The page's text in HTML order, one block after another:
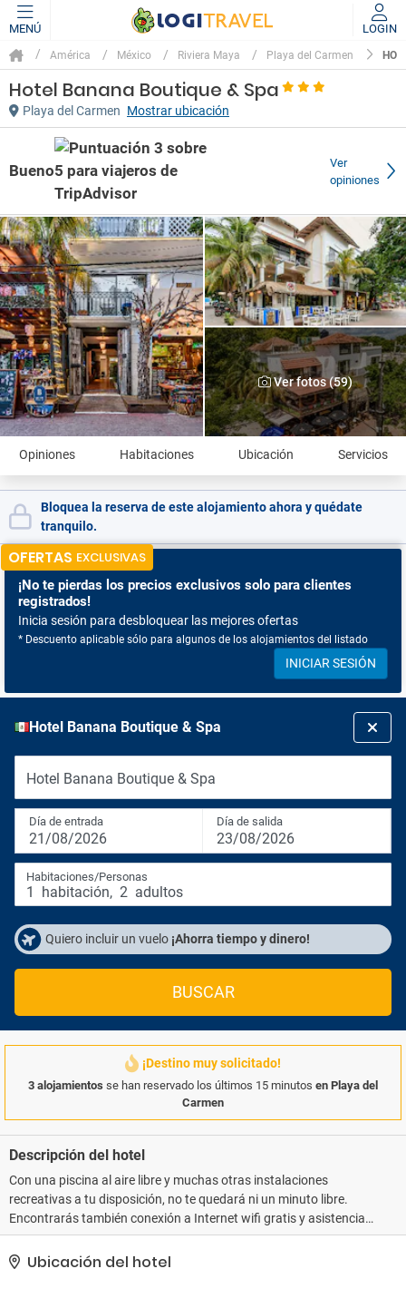
MENÚ LOGIN
América México Riviera Maya Playa del Carmen
Hotel Banana Boutique & Spa
Playa del Carmen Mostrar ubicación
Bueno
Ver
opiniones
Ver fotos (59)
Opiniones Habitaciones Ubicación Servicios
Bloquea la reserva de este alojamiento ahora y quédate
tranquilo.
OFERTAS EXCLUSIVAS
¡No te pierdas los precios exclusivos solo para clientes
registrados!
Inicia sesión para desbloquear las mejores ofertas
* Descuento aplicable sólo para algunos de los alojamientos del listado
INICIAR SESIÓN
Hotel Banana Boutique & Spa
Hotel Banana Boutique & Spa
Día de entrada
21/08/2026
Día de salida
23/08/2026
Habitaciones/Personas
1 habitación, 2 adultos
Quiero incluir un vuelo ¡Ahorra tiempo y dinero!
BUSCAR
¡Destino muy solicitado!
3 alojamientos se han reservado los últimos 15 minutos en Playa del
Carmen
Descripción del hotel
Con una piscina al aire libre y muchas otras instalaciones
recreativas a tu disposición, no te quedará ni un minuto libre.
Encontrarás también conexión a Internet wifi gratis y asistencia
turística (adquisición de entradas).. Los huéspedes podrán
disfrutar de recepción virtual..
Ubicación del hotel